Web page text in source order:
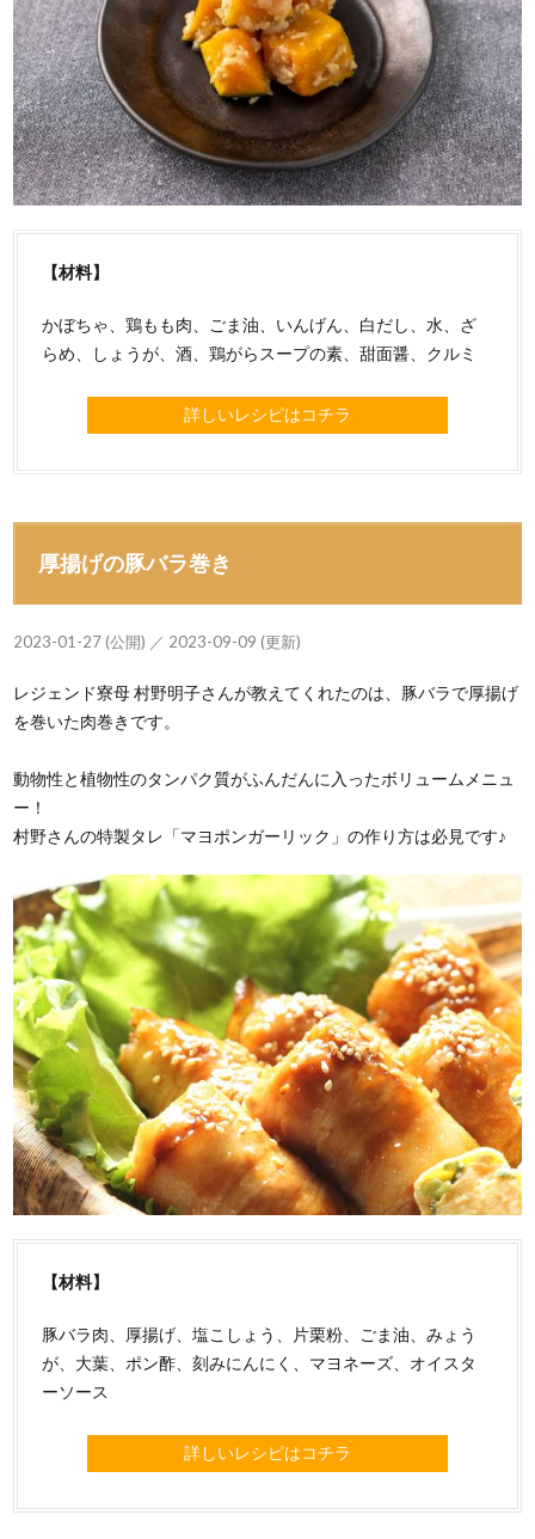
【材料】
かぼちゃ、鶏もも肉、ごま油、いんげん、白だし、水、ざ
らめ、しょうが、酒、鶏がらスープの素、甜面醤、クルミ
詳しいレシピはコチラ
厚揚げの豚バラ巻き
2023-01-27 (公開) ／ 2023-09-09 (更新)
レジェンド寮母 村野明子さんが教えてくれたのは、豚バラで厚揚げ
を巻いた肉巻きです。
動物性と植物性のタンパク質がふんだんに入ったボリュームメニュ
ー！
村野さんの特製タレ「マヨポンガーリック」の作り方は必見です♪
【材料】
豚バラ肉、厚揚げ、塩こしょう、片栗粉、ごま油、みょう
が、大葉、ポン酢、刻みにんにく、マヨネーズ、オイスタ
ーソース
詳しいレシピはコチラ